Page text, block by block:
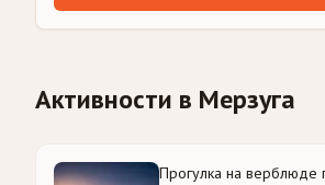
Активности в Мерзуга
Прогулка на верблюде